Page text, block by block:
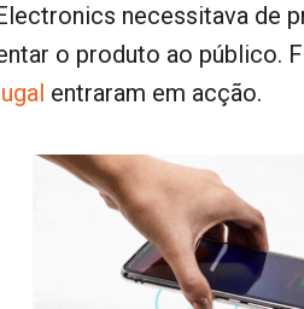
necessitava de
o produto ao público.
entraram em acção.